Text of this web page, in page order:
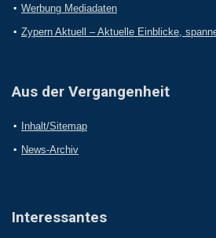
Werbung Mediadaten
Zypern Aktuell – Aktuelle Einblicke,
Aus der Vergangenheit
Inhalt/Sitemap
News-Archiv
Interessantes